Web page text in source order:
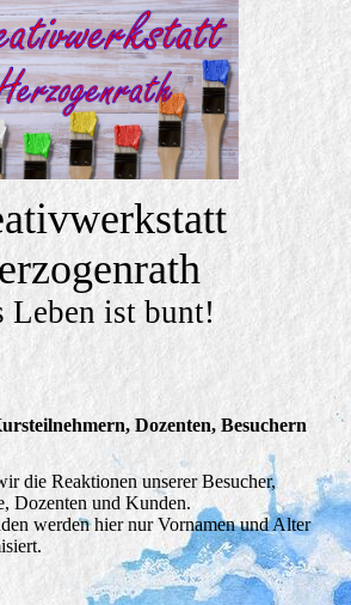
Leben ist bunt!
Dozenten, Besuchern
die Reaktionen unserer Besucher,
Dozenten und Kunden.
werden hier nur Vornamen und Alter